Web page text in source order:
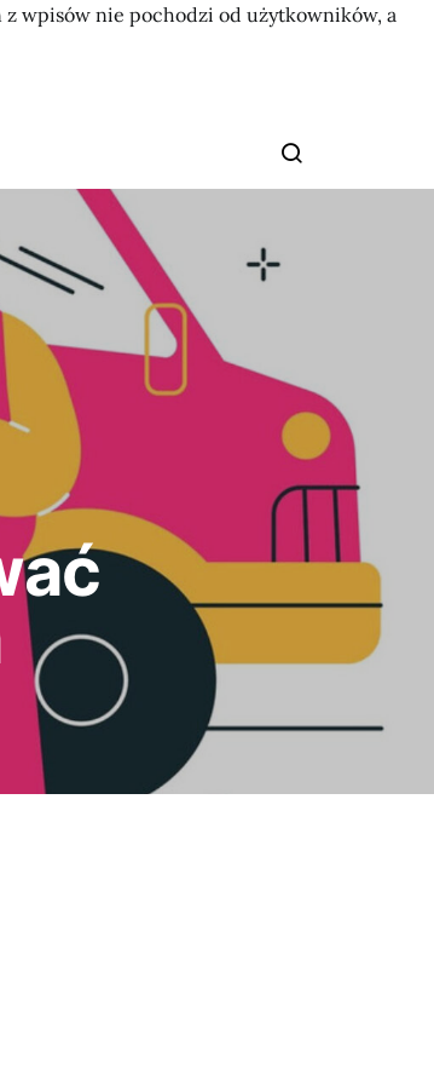
z wpisów nie pochodzi od użytkowników, a